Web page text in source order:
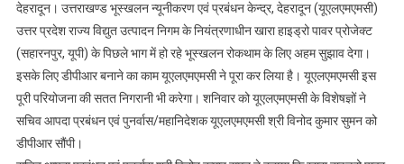
ने
सचिव
आपदा
प्रबंधन
एवं
पुनर्वास
विनोद
देहरादून। उत्तराखण्ड भूस्खलन न्यूनीकरण एवं प्रबंधन केन्द्र, देहरादून (यूएलएमएमसी)
उत्तर प्रदेश राज्य विद्युत उत्पादन निगम के नियंत्रणाधीन खारा हाइड्रो पावर प्रोजेक्ट
(सहारनपुर, यूपी) के पिछले भाग में हो रहे भूस्खलन रोकथाम के लिए अहम सुझाव देगा।
इसके लिए डीपीआर बनाने का काम यूएलएमएमसी ने पूरा कर लिया है। यूएलएमएमसी इस
पूरी परियोजना की सतत निगरानी भी करेगा। शनिवार को यूएलएमएमसी के विशेषज्ञों ने
सचिव आपदा प्रबंधन एवं पुनर्वास/महानिदेशक यूएलएमएमसी श्री विनोद कुमार सुमन को
डीपीआर सौंपी।